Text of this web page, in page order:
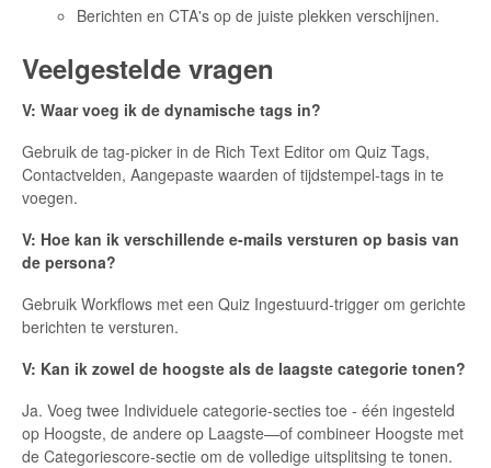
Berichten en CTA's op de juiste plekken verschijnen.
Veelgestelde vragen
V: Waar voeg ik de dynamische tags in?
Gebruik de tag-picker in de Rich Text Editor om Quiz Tags,
Contactvelden, Aangepaste waarden of tijdstempel-tags in te
voegen.
V: Hoe kan ik verschillende e-mails versturen op basis van
de persona?
Gebruik Workflows met een Quiz Ingestuurd-trigger om gerichte
berichten te versturen.
V: Kan ik zowel de hoogste als de laagste categorie tonen?
Ja. Voeg twee Individuele categorie-secties toe - één ingesteld
op Hoogste, de andere op Laagste—of combineer Hoogste met
de Categoriescore-sectie om de volledige uitsplitsing te tonen.